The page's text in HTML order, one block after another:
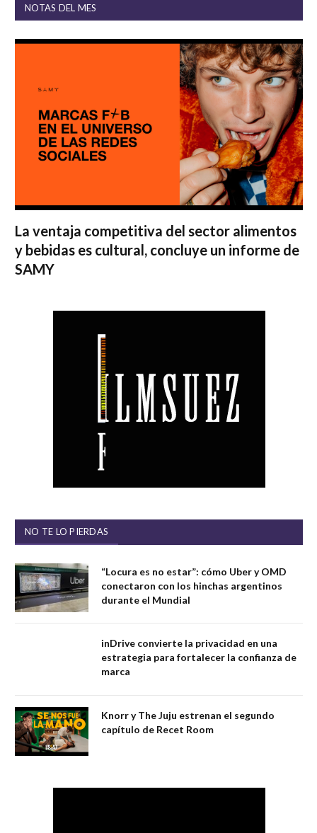
NOTAS DEL MES
La ventaja competitiva del sector alimentos
y bebidas es cultural, concluye un informe de
SAMY
NO TE LO PIERDAS
“Locura es no estar”: cómo Uber y OMD
conectaron con los hinchas argentinos
durante el Mundial
inDrive convierte la privacidad en una
estrategia para fortalecer la confianza de
marca
Knorr y The Juju estrenan el segundo
capítulo de Recet Room